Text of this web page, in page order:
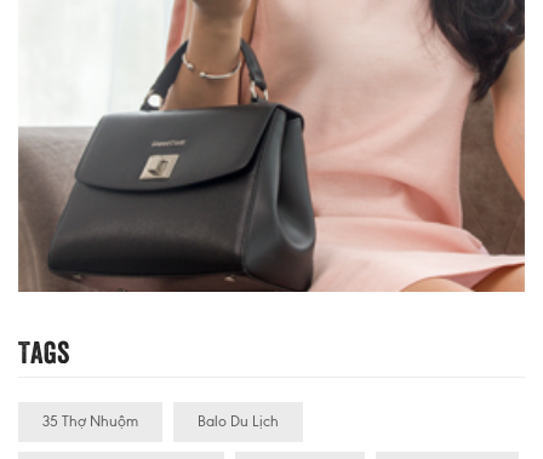
Tags
35 Thợ Nhuộm Balo Du Lịch